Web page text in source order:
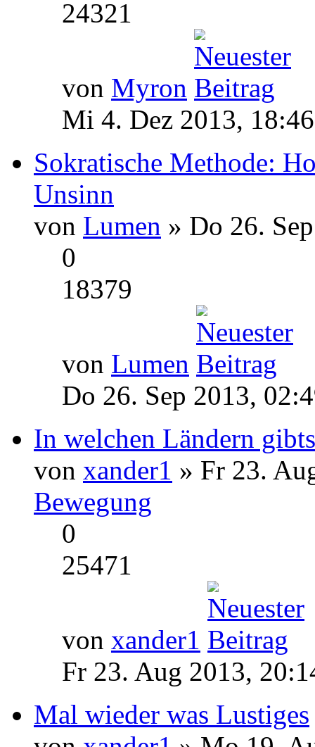
24321
von Myron
Mi 4. Dez 2013, 18:46
Sokratische Methode:
Unsinn
von Lumen » Do 26.
0
18379
von Lumen
Do 26. Sep 2013,
In welchen Ländern
von xander1 » Fr 23.
Bewegung
0
25471
von xander1
Fr 23. Aug 2013,
Mal wieder was Lustiges